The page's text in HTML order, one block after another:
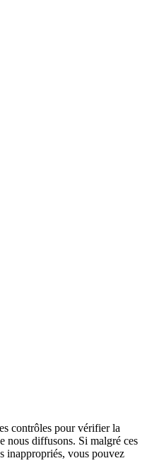
contrôles pour vérifier la
nous diffusons. Si malgré ces
inappropriés, vous pouvez